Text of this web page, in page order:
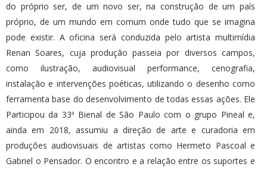
do próprio ser, de um novo ser, na construção de um país
próprio, de um mundo em comum onde tudo que se imagina
pode existir. A oficina será conduzida pelo artista multimídia
Renan Soares, cuja produção passeia por diversos campos,
como ilustração, audiovisual performance, cenografia,
instalação e intervenções poéticas, utilizando o desenho como
ferramenta base do desenvolvimento de todas essas ações. Ele
Participou da 33ª Bienal de São Paulo com o grupo Pineal e,
ainda em 2018, assumiu a direção de arte e curadoria em
produções audiovisuais de artistas como Hermeto Pascoal e
Gabriel o Pensador. O encontro e a relação entre os suportes e